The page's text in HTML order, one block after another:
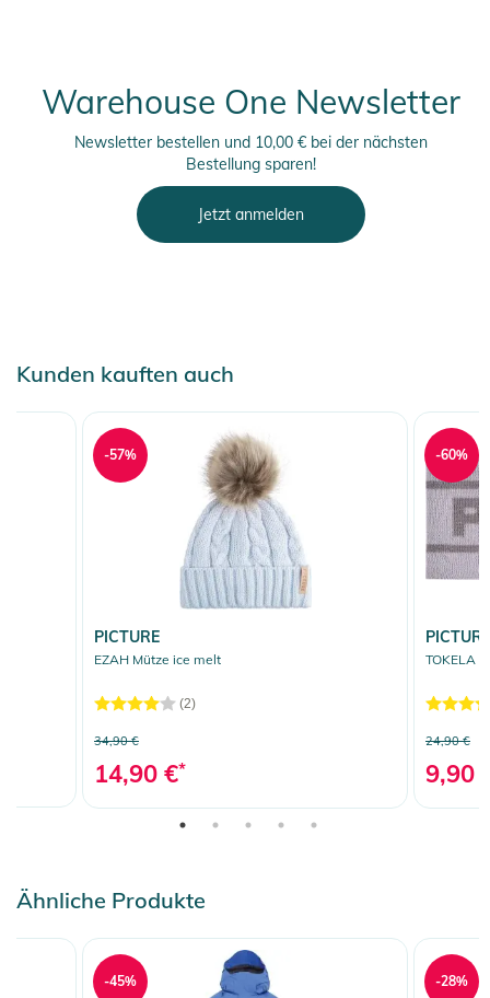
Warehouse One Newsletter
Newsletter bestellen und 10,00 € bei der nächsten
Bestellung sparen!
Jetzt anmelden
Kunden kauften auch
PICTURE
EZAH Mütze ice melt
(2)
34,90 €
14,90 €*
-57%
PICTURE
TOKELA
24,90 €
9,90
-60%
Ähnliche Produkte
-45% -28%